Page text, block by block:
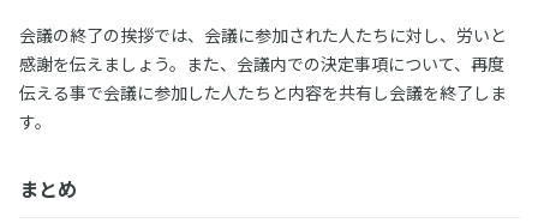
会議の終了の挨拶では、会議に参加された人たちに対し、労いと
感謝を伝えましょう。また、会議内での決定事項について、再度
伝える事で会議に参加した人たちと内容を共有し会議を終了しま
す。
まとめ